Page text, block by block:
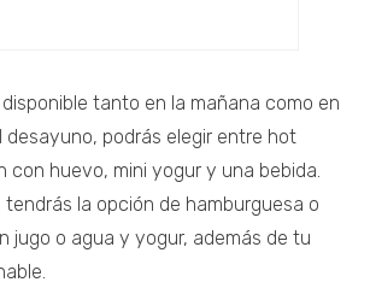
tanto en la mañana como en
desayuno, podrás elegir entre hot
con huevo, mini yogur y una bebida.
tendrás la opción de hamburguesa o
jugo o agua y yogur, además de tu